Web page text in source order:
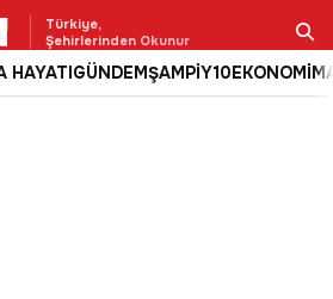
Türkiye,
Şehirlerinden Okunur
HAYATIGÜNDEMŞAMPİY10EKONOMİ
Ara